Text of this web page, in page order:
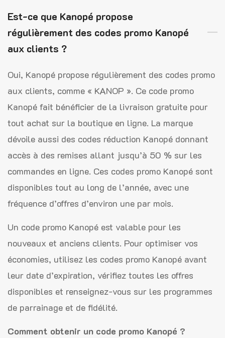
Est-ce que Kanopé propose
régulièrement des codes promo Kanopé
aux clients ?
Oui, Kanopé propose régulièrement des codes promo
aux clients, comme « KANOP ». Ce code promo
Kanopé fait bénéficier de la livraison gratuite pour
tout achat sur la boutique en ligne. La marque
dévoile aussi des codes réduction Kanopé donnant
accès à des remises allant jusqu’à 50 % sur les
commandes en ligne. Ces codes promo Kanopé sont
disponibles tout au long de l’année, avec une
fréquence d’offres d’environ une par mois.
Un code promo Kanopé est valable pour les
nouveaux et anciens clients. Pour optimiser vos
économies, utilisez les codes promo Kanopé avant
leur date d’expiration, vérifiez toutes les offres
disponibles et renseignez-vous sur les programmes
de parrainage et de fidélité.
Comment obtenir un code promo Kanopé ?